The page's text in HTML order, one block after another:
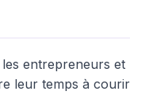
entrepreneurs et
leur temps à courir